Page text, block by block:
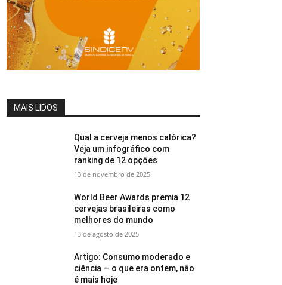
MAIS LIDOS
Qual a cerveja menos calórica?
Veja um infográfico com
ranking de 12 opções
13 de novembro de 2025
World Beer Awards premia 12
cervejas brasileiras como
melhores do mundo
13 de agosto de 2025
Artigo: Consumo moderado e
ciência — o que era ontem, não
é mais hoje